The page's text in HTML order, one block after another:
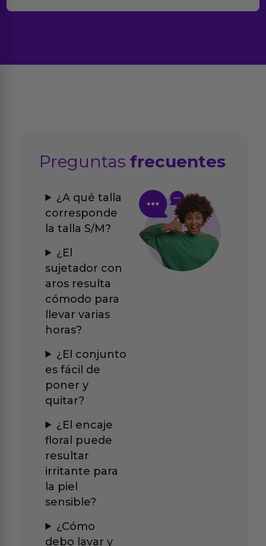
Preguntasfrecuentes
¿A qué talla
corresponde
la talla S/M?
¿El
sujetador con
aros resulta
cómodo para
llevar varias
horas?
¿El conjunto
es fácil de
poner y
quitar?
¿El encaje
floral puede
resultar
irritante para
la piel
sensible?
¿Cómo
debo lavar y